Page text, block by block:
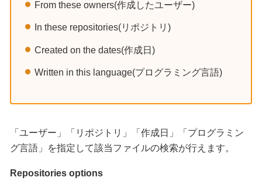
From these owners(作成したユーザー)
In these repositories(リポジトリ)
Created on the dates(作成日)
Written in this language(プログラミング言語)
「ユーザー」「リポジトリ」「作成日」「プログラミン
グ言語」を指定して該当ファイルの検索が行えます。
Repositories options